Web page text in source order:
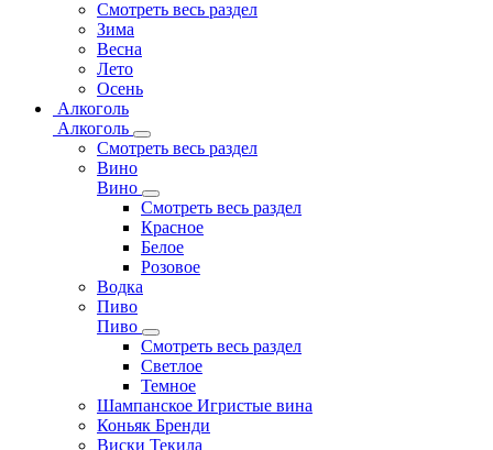
Смотреть весь раздел
Зима
Весна
Лето
Осень
Алкоголь
Алкоголь
Смотреть весь раздел
Вино
Вино
Смотреть весь раздел
Красное
Белое
Розовое
Водка
Пиво
Пиво
Смотреть весь раздел
Cветлое
Темное
Шампанское Игристые вина
Коньяк Бренди
Виски Текила